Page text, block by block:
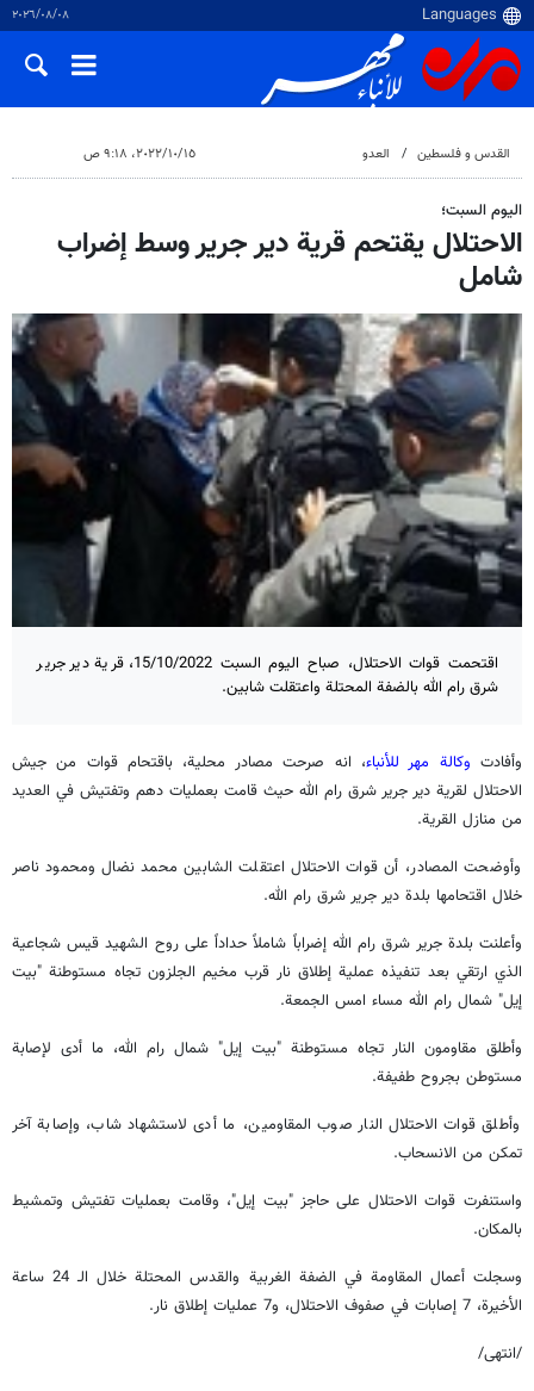
٠٨‏/٠٨‏/٢٠٢٦
القدس و فلسطین العدو ١٥‏/١٠‏/٢٠٢٢، ٩:١٨ ص
اليوم السبت؛
الاحتلال يقتحم قرية دير جرير وسط إضراب
شامل
اقتحمت قوات الاحتلال، صباح اليوم السبت 15/10/2022، قرية دير جرير
شرق رام الله بالضفة المحتلة واعتقلت شابين.
وأفادت وكالة مهر للأنباء، انه صرحت مصادر محلية، باقتحام قوات من جيش
الاحتلال لقرية دير جرير شرق رام الله حيث قامت بعمليات دهم وتفتيش في العديد
من منازل القرية.
وأوضحت المصادر، أن قوات الاحتلال اعتقلت الشابين محمد نضال ومحمود ناصر
خلال اقتحامها بلدة دير جرير شرق رام الله.
وأعلنت بلدة جرير شرق رام الله إضراباً شاملاً حداداً على روح الشهيد قيس شجاعية
الذي ارتقي بعد تنفيذه عملية إطلاق نار قرب مخيم الجلزون تجاه مستوطنة "بيت
إيل" شمال رام الله مساء امس الجمعة.
وأطلق مقاومون النار تجاه مستوطنة "بيت إيل" شمال رام الله، ما أدى لإصابة
مستوطن بجروح طفيفة.
وأطلق قوات الاحتلال النار صوب المقاومين، ما أدى لاستشهاد شاب، وإصابة آخر
تمكن من الانسحاب.
واستنفرت قوات الاحتلال على حاجز "بيت إيل"، وقامت بعمليات تفتيش وتمشيط
بالمكان.
وسجلت أعمال المقاومة في الضفة الغربية والقدس المحتلة خلال الـ 24 ساعة
الأخيرة، 7 إصابات في صفوف الاحتلال، و7 عمليات إطلاق نار.
/انتهى/